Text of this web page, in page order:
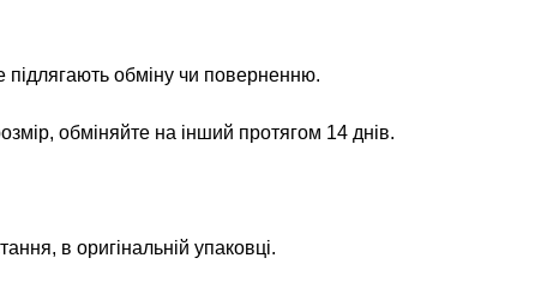
підлягають обміну чи поверненню.
обміняйте на інший протягом 14 днів.
в оригінальній упаковці.